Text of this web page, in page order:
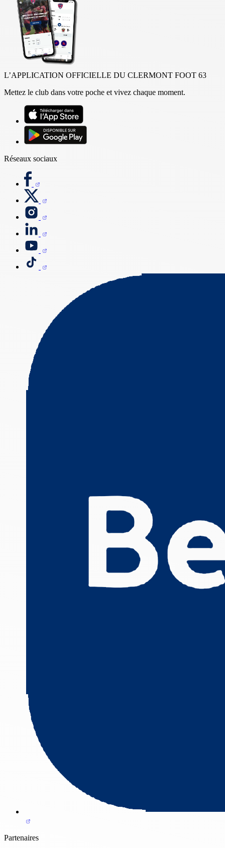
L’APPLICATION OFFICIELLE DU CLERMONT FOOT 63
Mettez le club dans votre poche et vivez chaque moment.
Réseaux sociaux
Partenaires